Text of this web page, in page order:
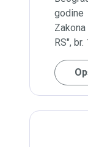
godine
RS",